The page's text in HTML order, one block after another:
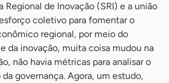
Regional de Inovação (SRI) e a união
coletivo para fomentar o
regional, por meio do
da inovação, muita coisa mudou na
não havia métricas para analisar o
governança. Agora, um estudo,